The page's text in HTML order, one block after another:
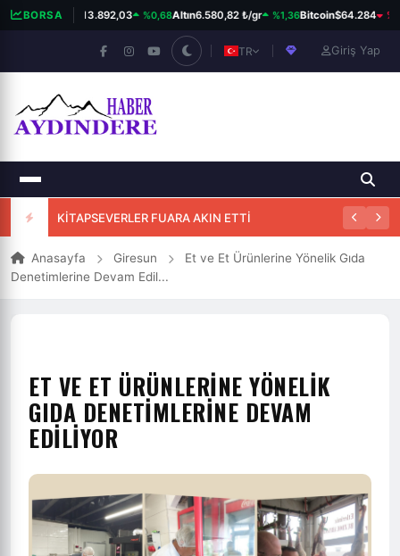
BORSA
BIST 100 13.892,03 %0,68Altın6.580,82 ₺/gr %1,36Bitcoin$64.284
TR Giriş Yap
KİTAPSEVERLER FUARA AKIN ETTİ
25. HİKMET OKUYAR ÖDÜLLÜ ŞİİR YARIŞMASI
Anasayfa Giresun
Et ve Et Ürünlerine Yönelik Gıda
Denetimlerine Devam Edil...
ET VE ET ÜRÜNLERINE YÖNELIK
GIDA DENETIMLERINE DEVAM
EDILIYOR